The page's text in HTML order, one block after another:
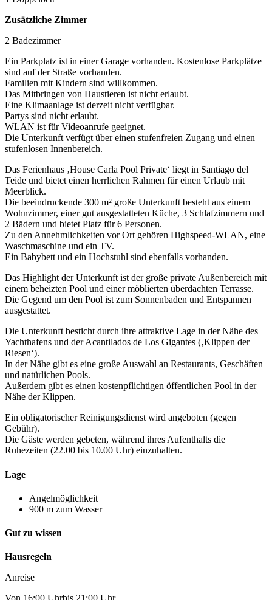
Zusätzliche Zimmer
2 Badezimmer
Ein Parkplatz ist in einer Garage vorhanden. Kostenlose Parkplätze
sind auf der Straße vorhanden.
Familien mit Kindern sind willkommen.
Das Mitbringen von Haustieren ist nicht erlaubt.
Eine Klimaanlage ist derzeit nicht verfügbar.
Partys sind nicht erlaubt.
WLAN ist für Videoanrufe geeignet.
Die Unterkunft verfügt über einen stufenfreien Zugang und einen
stufenlosen Innenbereich.
Das Ferienhaus ‚House Carla Pool Private‘ liegt in Santiago del
Teide und bietet einen herrlichen Rahmen für einen Urlaub mit
Meerblick.
Die beeindruckende 300 m² große Unterkunft besteht aus einem
Wohnzimmer, einer gut ausgestatteten Küche, 3 Schlafzimmern und
2 Bädern und bietet Platz für 6 Personen.
Zu den Annehmlichkeiten vor Ort gehören Highspeed-WLAN, eine
Waschmaschine und ein TV.
Ein Babybett und ein Hochstuhl sind ebenfalls vorhanden.
Das Highlight der Unterkunft ist der große private Außenbereich mit
einem beheizten Pool und einer möblierten überdachten Terrasse.
Die Gegend um den Pool ist zum Sonnenbaden und Entspannen
ausgestattet.
Die Unterkunft besticht durch ihre attraktive Lage in der Nähe des
Yachthafens und der Acantilados de Los Gigantes (‚Klippen der
Riesen‘).
In der Nähe gibt es eine große Auswahl an Restaurants, Geschäften
und natürlichen Pools.
Außerdem gibt es einen kostenpflichtigen öffentlichen Pool in der
Nähe der Klippen.
Ein obligatorischer Reinigungsdienst wird angeboten (gegen
Gebühr).
Die Gäste werden gebeten, während ihres Aufenthalts die
Ruhezeiten (22.00 bis 10.00 Uhr) einzuhalten.
Lage
Angelmöglichkeit
900 m zum Wasser
Gut zu wissen
Hausregeln
Anreise